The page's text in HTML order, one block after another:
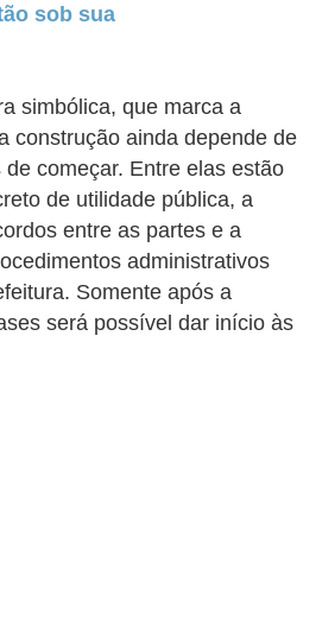
sob sua
simbólica, que marca a
construção ainda depende de
começar. Entre elas estão
de utilidade pública, a
entre as partes e a
administrativos
Somente após a
será possível dar início às